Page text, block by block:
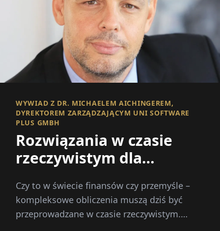
WYWIAD Z DR. MICHAELEM AICHINGEREM,
DYREKTOREM ZARZĄDZAJĄCYM UNI SOFTWARE
PLUS GMBH
Rozwiązania w czasie
rzeczywistym dla
Czy to w świecie finansów czy przemyśle –
kompleksowe obliczenia muszą dziś być
przeprowadzane w czasie rzeczywistym.